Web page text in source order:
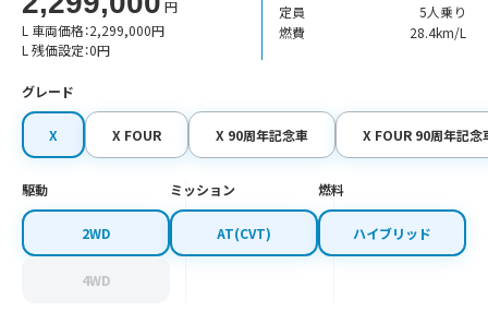
円
L 車両価格：2,299,000円
L 残価設定：0円
定員
5人乗り
燃費
28.4km/L
グレード
X X FOUR X 90周年記念車 X FOUR 90周年記念
駆動
2WD
4WD
ミッション
AT(CVT)
燃料
ハイブリッド